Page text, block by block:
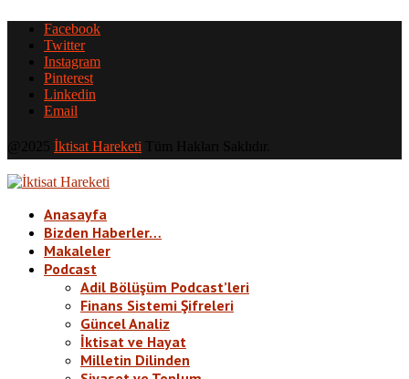
Facebook
Twitter
Instagram
Pinterest
Linkedin
Email
İktisat Hareketi
Anasayfa
Bizden Haberler…
Makaleler
Podcast
Adil Bölüşüm Podcast’leri
Finans Sistemi Şifreleri
Güncel Analiz
İktisat ve Hayat
Milletin Dilinden